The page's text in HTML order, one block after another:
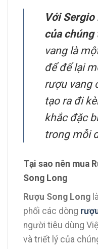
Với
của chúng
vang là
để để lại
rượu vang
tạo ra đi
khắc đặc
trong mỗi
Tại sao nên mua
Song Long
Rượu Song Long
phối các dòng
người tiêu dùng
và triết lý của